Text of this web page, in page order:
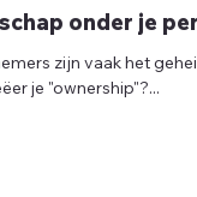
onder je
zijn vaak het
je "ownership"?...